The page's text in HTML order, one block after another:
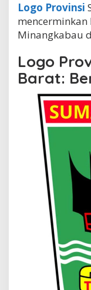
Logo Provinsi
Minangkabau
Logo
Barat: